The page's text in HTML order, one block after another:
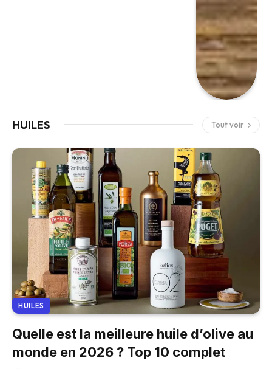
HUILES Tout voir
HUILES
Quelle est la meilleure huile d’olive au
monde en 2026 ? Top 10 complet